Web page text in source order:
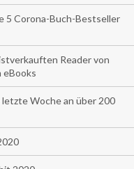
5 Corona-Buch-Bestseller
Reader von
eBooks
Woche an über 200